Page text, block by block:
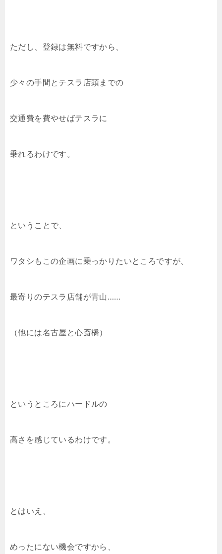
ただし、登録は無料ですから、
少々の手間とテスラ店頭までの
交通費を費やせばテスラに
乗れるわけです。
ということで、
ワタシもこの企画に乗っかりたいところですが、
最寄りのテスラ店舗が青山……
（他には名古屋と心斎橋）
というところにハードルの
高さを感じているわけです。
とはいえ、
めったにない機会ですから、